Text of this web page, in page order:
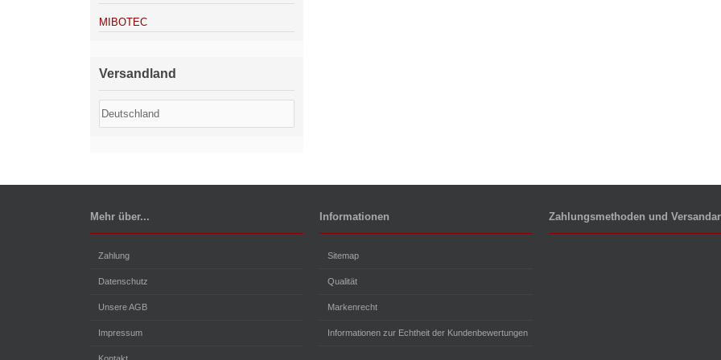
MIBOTEC
Versandland
Mehr über...
Zahlung
Datenschutz
Unsere AGB
Impressum
Informationen
Sitemap
Qualität
Markenrecht
Informationen zur Echtheit der Kundenbewertungen
Zahlungsmethoden und